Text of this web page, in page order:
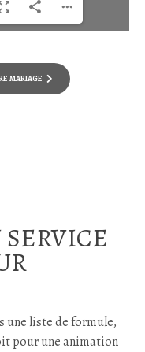
MARIAGE
une liste de formule,
pour une animation